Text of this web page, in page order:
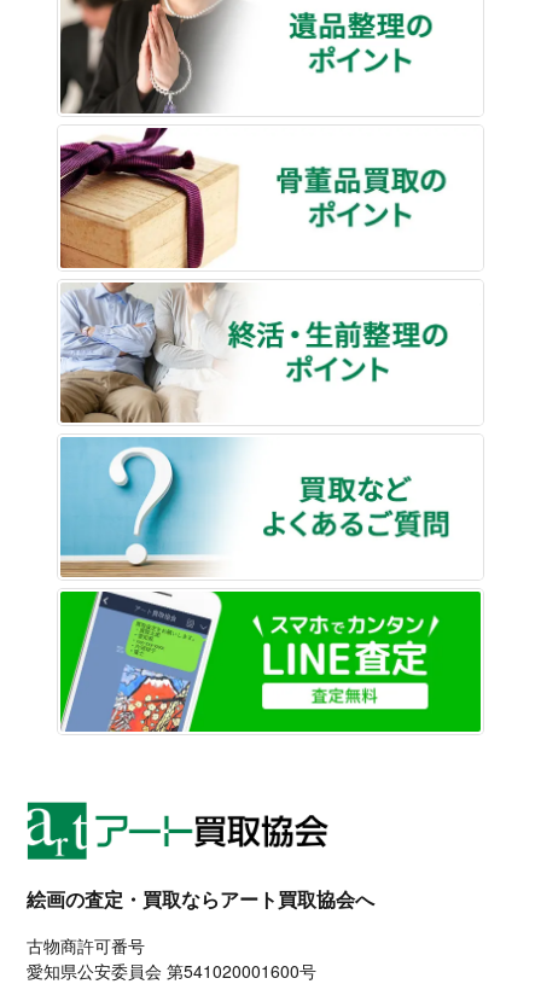
絵画の査定・買取ならアート買取協会へ
古物商許可番号
愛知県公安委員会 第541020001600号